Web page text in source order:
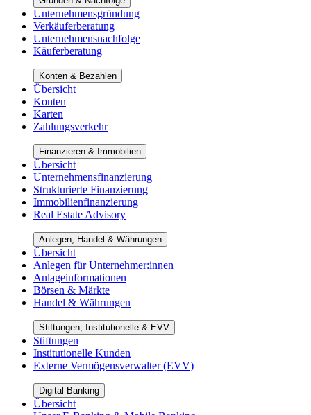
Unternehmensgründung
Verkäuferberatung
Unternehmensnachfolge
Käuferberatung
Konten & Bezahlen
Übersicht
Konten
Karten
Zahlungsverkehr
Finanzieren & Immobilien
Übersicht
Unternehmensfinanzierung
Strukturierte Finanzierung
Immobilienfinanzierung
Real Estate Advisory
Anlegen, Handel & Währungen
Übersicht
Anlegen für Unternehmer:innen
Anlageinformationen
Börsen & Märkte
Handel & Währungen
Stiftungen, Institutionelle & EVV
Stiftungen
Institutionelle Kunden
Externe Vermögensverwalter (EVV)
Digital Banking
Übersicht